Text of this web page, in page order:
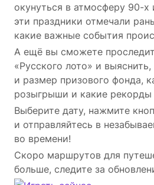
окунуться в атмосферу 90-х
эти праздники отмечали
какие важные события
А ещё вы сможете
«Русского лото» и
и размер призового фонда,
розыгрыши и какие рекорды
Выберите дату, нажмите
и отправляйтесь в
во времени!
Скоро маршрутов для
больше, следите за